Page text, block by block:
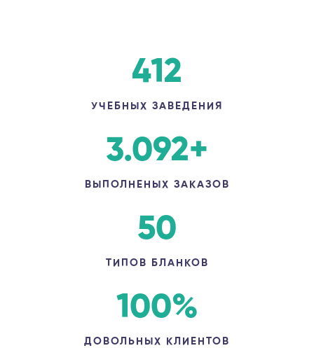
412
УЧЕБНЫХ ЗАВЕДЕНИЯ
3.092+
ВЫПОЛНЕНЫХ ЗАКАЗОВ
50
ТИПОВ БЛАНКОВ
100%
ДОВОЛЬНЫХ КЛИЕНТОВ